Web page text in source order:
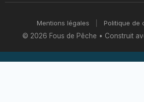
Mentions légales
Politique de
© 2026 Fous de Pêche • Construit